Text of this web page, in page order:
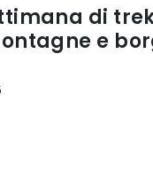
di
e